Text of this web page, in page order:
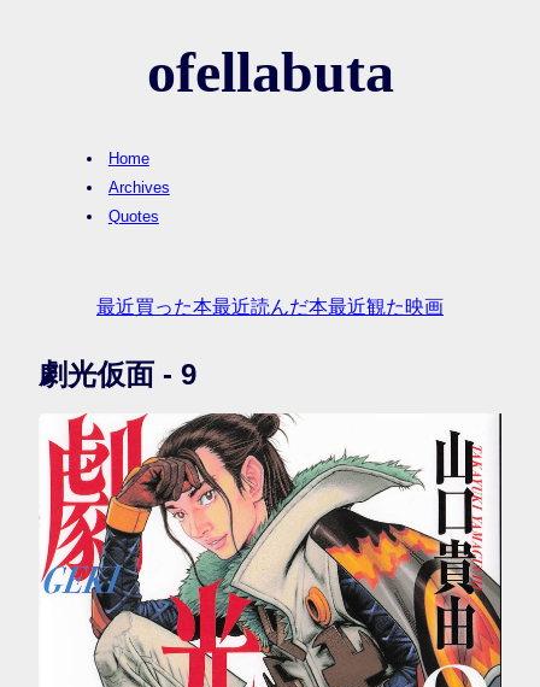
ofellabuta
Home
Archives
Quotes
最近買った本最近読んだ本最近観た映画
劇光仮面 - 9